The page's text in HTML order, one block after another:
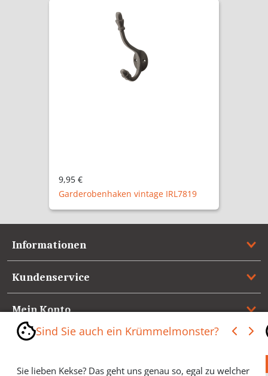
Garderobenhaken vintage IRB7819
Informationen
Kundenservice
Mein Konto
Referenzen
Sind Sie auch ein Krümmelmonster?
Sie lieben Kekse? Das geht uns genau so, egal zu welcher